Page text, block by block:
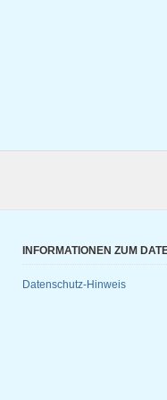
INFORMATIONEN ZUM
Datenschutz-Hinweis